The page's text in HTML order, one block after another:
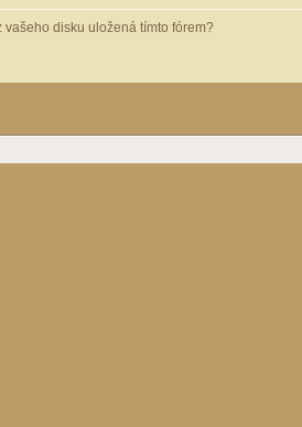
disku uložená tímto fórem?